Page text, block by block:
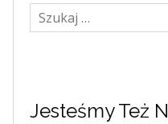
Jesteśmy Też